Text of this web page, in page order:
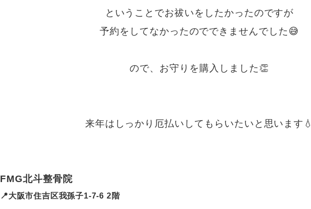
ということでお祓いをしたかったのですが
予約をしてなかったのでできませんでした😅
ので、お守りを購入しました👏
来年はしっかり厄払いしてもらいたいと思います
FMG北斗整骨院
📍大阪市住吉区我孫子1-7-6 2階